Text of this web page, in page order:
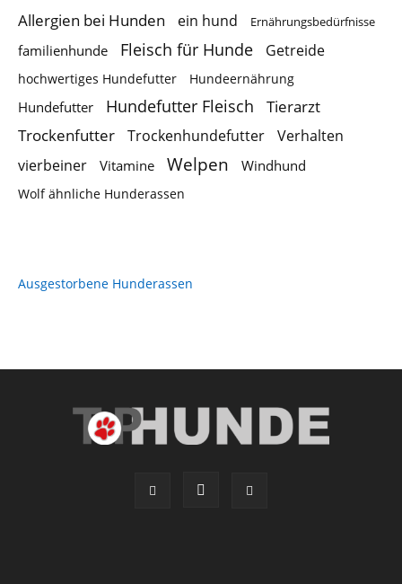
Allergien bei Hunden ein hund Ernährungsbedürfnisse
familienhunde Fleisch für Hunde Getreide
hochwertiges Hundefutter Hundeernährung
Hundefutter Hundefutter Fleisch
Tierarzt
Trockenfutter
Trockenhundefutter
Verhalten
vierbeiner
Vitamine Welpen Windhund
Wolf ähnliche Hunderassen
Ausgestorbene Hunderassen